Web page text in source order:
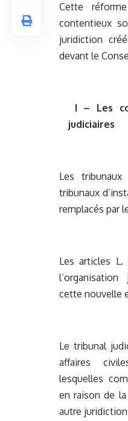
Cette
contentieux
juridiction
devant le
I – Les
judiciaires
Les
tribunaux
remplacés par
Les articles L.
cette nouvelle
Le tribunal
affaires
lesquelles
en raison de
autre